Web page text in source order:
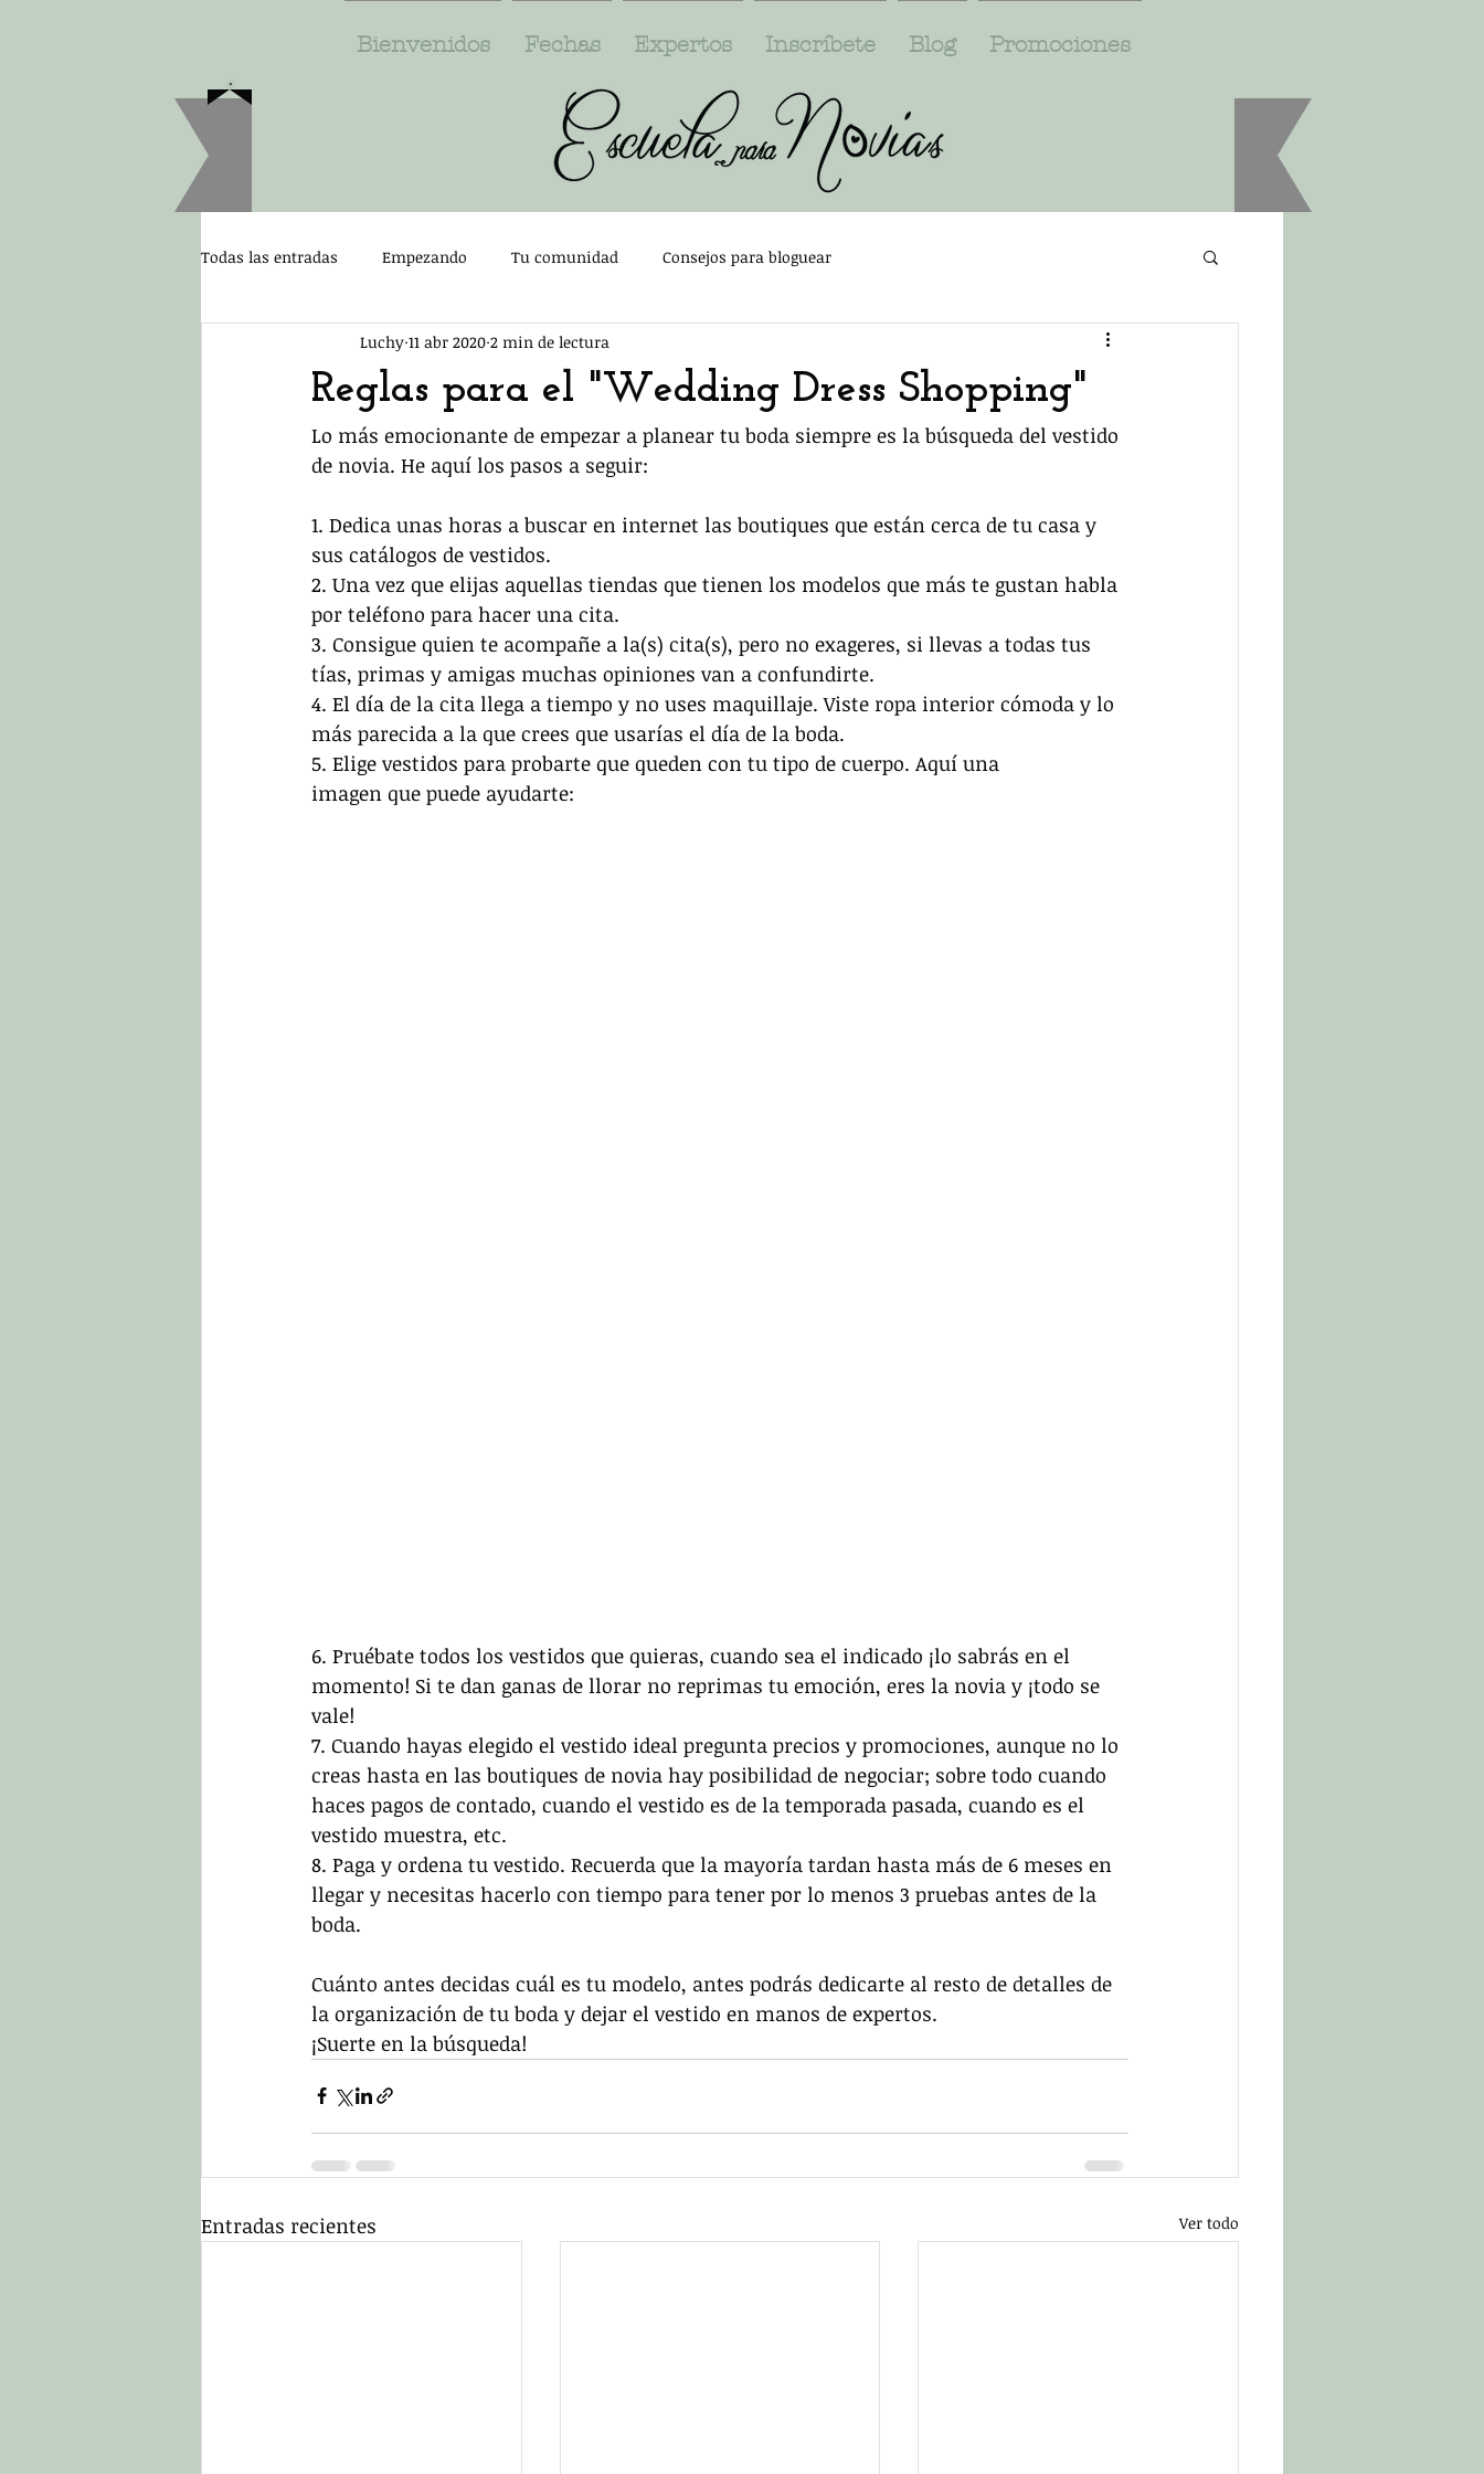
Bienvenidos Fechas Expertos Inscríbete Blog Promociones
Todas las entradas Empezando Tu comunidad Consejos para bloguear
Reglas para el "Wedding Dress Shopping"
Luchy 11 abr 2020 2 min de lectura
Lo más emocionante de empezar a planear tu boda siempre es la búsqueda del vestido
de novia. He aquí los pasos a seguir:
1. Dedica unas horas a buscar en internet las boutiques que están cerca de tu casa y
sus catálogos de vestidos.
2. Una vez que elijas aquellas tiendas que tienen los modelos que más te gustan habla
por teléfono para hacer una cita.
3. Consigue quien te acompañe a la(s) cita(s), pero no exageres, si llevas a todas tus
tías, primas y amigas muchas opiniones van a confundirte.
4. El día de la cita llega a tiempo y no uses maquillaje. Viste ropa interior cómoda y lo
más parecida a la que crees que usarías el día de la boda.
5. Elige vestidos para probarte que queden con tu tipo de cuerpo. Aquí una
imagen que puede ayudarte:
6. Pruébate todos los vestidos que quieras, cuando sea el indicado ¡lo sabrás en el
momento! Si te dan ganas de llorar no reprimas tu emoción, eres la novia y ¡todo se
vale!
7. Cuando hayas elegido el vestido ideal pregunta precios y promociones, aunque no lo
creas hasta en las boutiques de novia hay posibilidad de negociar; sobre todo cuando
haces pagos de contado, cuando el vestido es de la temporada pasada, cuando es el
vestido muestra, etc.
8. Paga y ordena tu vestido. Recuerda que la mayoría tardan hasta más de 6 meses en
llegar y necesitas hacerlo con tiempo para tener por lo menos 3 pruebas antes de la
boda.
Cuánto antes decidas cuál es tu modelo, antes podrás dedicarte al resto de detalles de
la organización de tu boda y dejar el vestido en manos de expertos.
¡Suerte en la búsqueda!
Entradas recientes Ver todo